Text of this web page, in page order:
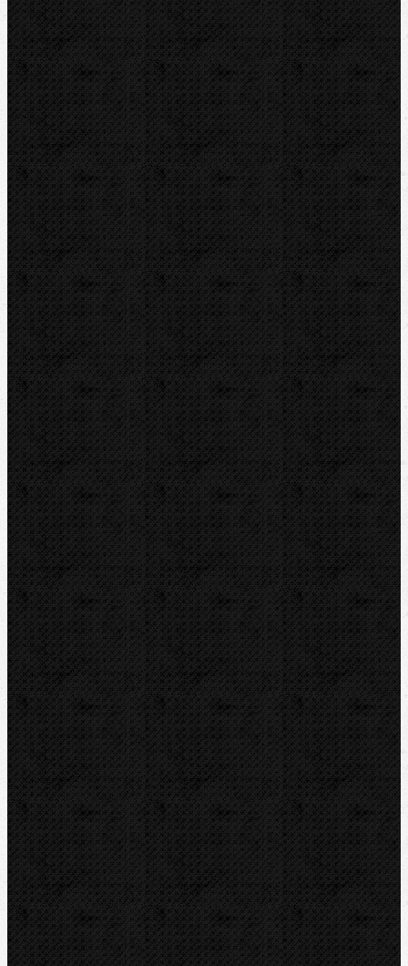
Akcia
Bazár
Novinky
Videoinšpekcia
Detektory a tesnenia
Montážna výbava
Zveráky a pracovné stoly
Horáky a spájkovanie
Zváračky na plasty
Nožnice
Rezáky a kolieska
Odhrotovače, kalibre
Úkosovače
Hasáky, kliešte, kľúče
Ohýbačky
Vyhrdlovače
Expandéry